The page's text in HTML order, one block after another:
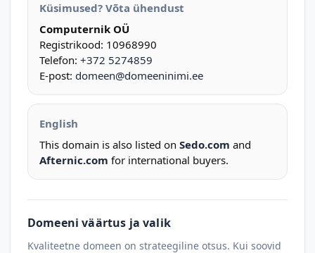
Küsimused? Võta ühendust
Computernik OÜ
Registrikood: 10968990
Telefon: +372 5274859
E-post: domeen@domeeninimi.ee
English
This domain is also listed on Sedo.com and
Afternic.com for international buyers.
Domeeni väärtus ja valik
Kvaliteetne domeen on strateegiline otsus. Kui soovid